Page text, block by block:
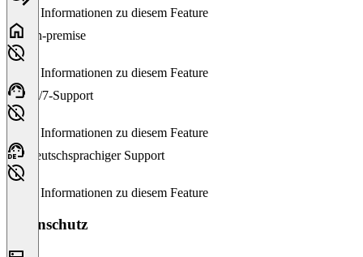
Keine Informationen zu diesem Feature
On-premise
Keine Informationen zu diesem Feature
24/7-Support
Keine Informationen zu diesem Feature
Deutschsprachiger Support
Keine Informationen zu diesem Feature
Datenschutz